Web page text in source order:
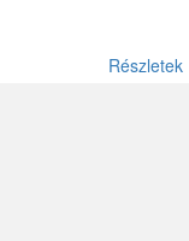
Részletek